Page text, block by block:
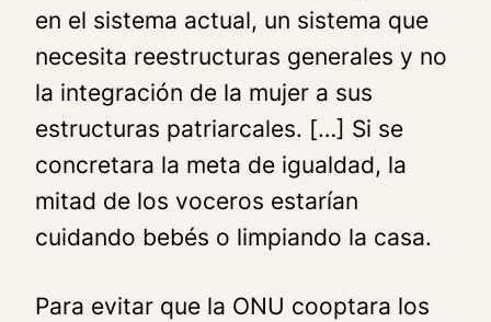
en el sistema actual, un sistema que
necesita reestructuras generales y no
la integración de la mujer a sus
estructuras patriarcales. […] Si se
concretara la meta de igualdad, la
mitad de los voceros estarían
cuidando bebés o limpiando la casa.
Para evitar que la ONU cooptara los